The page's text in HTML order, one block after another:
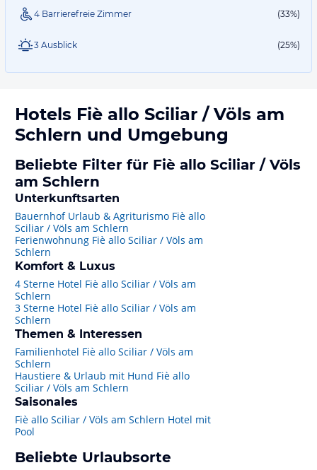
4 Barrierefreie Zimmer (33%)
3 Ausblick (25%)
Hotels Fiè allo Sciliar / Völs am
Schlern und Umgebung
Beliebte Filter für Fiè allo Sciliar / Völs
am Schlern
Unterkunftsarten
Bauernhof Urlaub & Agriturismo Fiè allo
Sciliar / Völs am Schlern
Ferienwohnung Fiè allo Sciliar / Völs am
Schlern
Komfort & Luxus
4 Sterne Hotel Fiè allo Sciliar / Völs am
Schlern
3 Sterne Hotel Fiè allo Sciliar / Völs am
Schlern
Themen & Interessen
Familienhotel Fiè allo Sciliar / Völs am
Schlern
Haustiere & Urlaub mit Hund Fiè allo
Sciliar / Völs am Schlern
Saisonales
Fiè allo Sciliar / Völs am Schlern Hotel mit
Pool
Beliebte Urlaubsorte